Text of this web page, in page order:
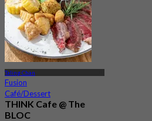
Taling Chan
Fusion
Café/Dessert
THINK Cafe @ The
BLOC